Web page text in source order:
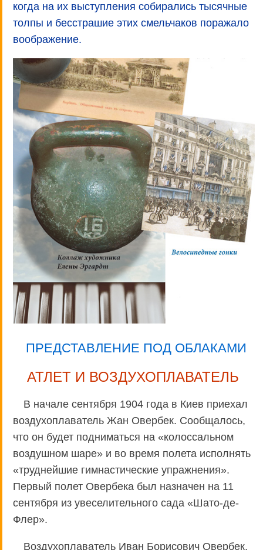
когда на их выступления собирались тысячные
толпы и бесстрашие этих смельчаков поражало
воображение.
ПРЕДСТАВЛЕНИЕ ПОД ОБЛАКАМИ
АТЛЕТ И ВОЗДУХОПЛАВАТЕЛЬ
В начале сентября 1904 года в Киев приехал
воздухоплаватель Жан Овербек. Сообщалось,
что он будет подниматься на «колоссальном
воздушном шаре» и во время полета исполнять
«труднейшие гимнастические упражнения».
Первый полет Овербека был назначен на 11
сентября из увеселительного сада «Шато-де-
Флер».
Воздухоплаватель Иван Борисович Овербек,